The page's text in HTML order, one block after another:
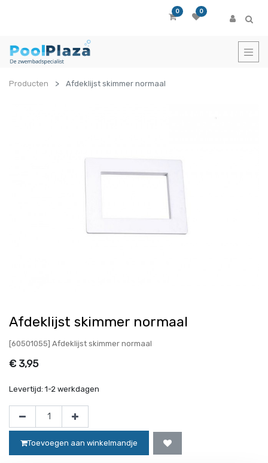
0 0
Producten Afdeklijst skimmer normaal
Afdeklijst skimmer normaal
[60501055] Afdeklijst skimmer normaal
€ 3,95
Levertijd: 1-2 werkdagen
Toevoegen aan winkelmandje